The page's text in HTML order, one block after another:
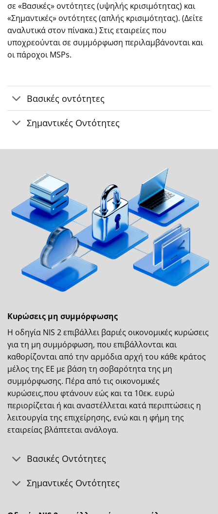
σε «Βασικές» οντότητες (υψηλής κρισιμότητας) και
«Σημαντικές» οντότητες (απλής κρισιμότητας). (Δείτε
αναλυτικά στον πίνακα.) Στις εταιρείες που
υποχρεούνται σε συμμόρφωση περιλαμβάνονται και
οι πάροχοι MSPs.
Βασικές οντότητες
Σημαντικές Οντότητες
Κυρώσεις μη συμμόρφωσης
H οδηγία NIS 2 επιβάλλει βαριές οικονομικές κυρώσεις
για τη μη συμμόρφωση, που επιβάλλονται και
καθορίζονται από την αρμόδια αρχή του κάθε κράτος
μέλος της ΕΕ με βάση τη σοβαρότητα της μη
συμμόρφωσης. Πέρα από τις οικονομικές
κυρώσεις,που φτάνουν εώς και τα 10εκ. ευρώ
περιορίζεται ή και αναστέλλεται κατά περιπτώσεις η
λειτουργία της επιχείρησης, ενώ και η φήμη της
εταιρείας βλάπτεται ανάλογα.
Βασικές Οντότητες
Σημαντικές Οντότητες